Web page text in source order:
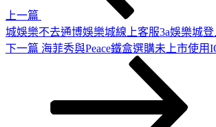
上一篇
城娛樂不去通博娛樂城線上客服3a娛樂城登
下
下一篇 海菲秀與Peace鐵盒選購未上市使用